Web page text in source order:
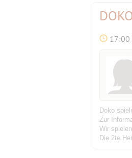
17:00
Doko
Zur
Wir
Die 2te